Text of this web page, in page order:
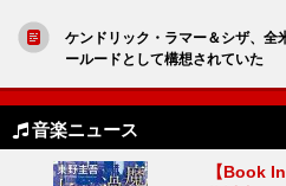
ケンドリック・ラマー＆シザ、
ールードとして構想されていた
音楽ニュース
【Book